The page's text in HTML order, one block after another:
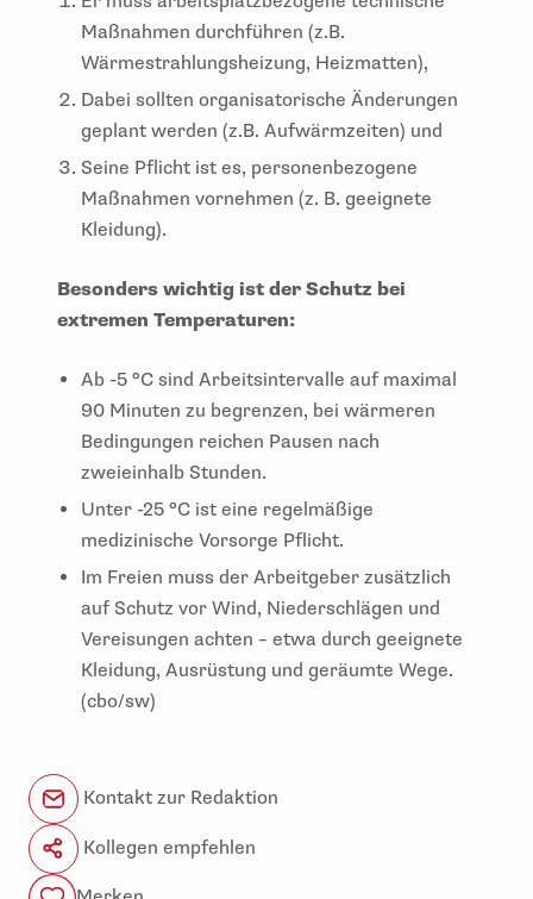
Maßnahmen durchführen (z.B.
Wärmestrahlungsheizung, Heizmatten),
Dabei sollten organisatorische Änderungen
geplant werden (z.B. Aufwärmzeiten) und
Seine Pflicht ist es, personenbezogene
Maßnahmen vornehmen (z. B. geeignete
Kleidung).
Besonders wichtig ist der Schutz bei
extremen Temperaturen:
Ab -5 °C sind Arbeitsintervalle auf maximal
90 Minuten zu begrenzen, bei wärmeren
Bedingungen reichen Pausen nach
zweieinhalb Stunden.
Unter -25 °C ist eine regelmäßige
medizinische Vorsorge Pflicht.
Im Freien muss der Arbeitgeber zusätzlich
auf Schutz vor Wind, Niederschlägen und
Vereisungen achten – etwa durch geeignete
Kleidung, Ausrüstung und geräumte Wege.
(cbo/sw)
Kontakt zur Redaktion
Kollegen empfehlen